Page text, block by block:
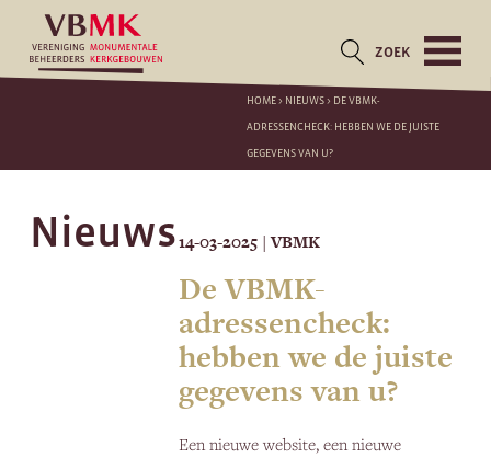
ZOEK
HOME> NIEUWS> DE VBMK-
ADRESSENCHECK: HEBBEN WE DE JUISTE
GEGEVENS VAN U?
Nieuws14-03-2025 | VBMK
De VBMK-
adressencheck:
hebben we de juiste
gegevens van u?
Een nieuwe website, een nieuwe